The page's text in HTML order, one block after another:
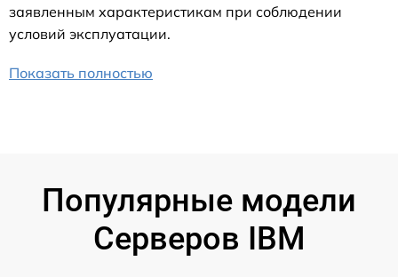
заявленным характеристикам при соблюдении
условий эксплуатации.
Показать полностью
Популярные модели
Серверов IBM